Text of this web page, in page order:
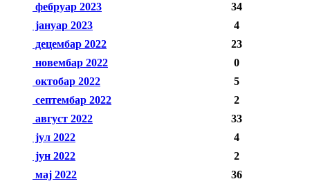
фебруар 2023
34
јануар 2023
4
децембар 2022
23
новембар 2022
0
октобар 2022
5
септембар 2022
2
август 2022
33
јул 2022
4
јун 2022
2
мај 2022
36